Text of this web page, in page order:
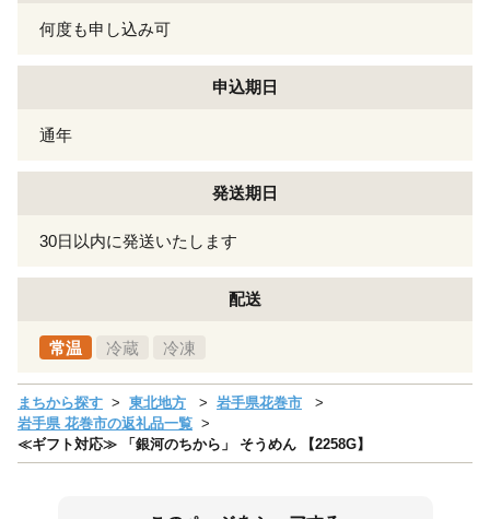
何度も申し込み可
申込期日
通年
発送期日
30日以内に発送いたします
配送
常温 冷蔵 冷凍
まちから探す 東北地方
岩手県花巻市
岩手県 花巻市の返礼品一覧
≪ギフト対応≫ 「銀河のちから」 そうめん 【2258G】